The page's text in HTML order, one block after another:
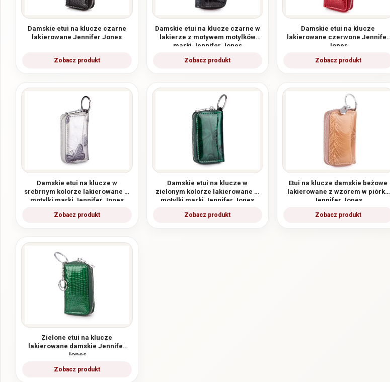
Damskie etui na klucze czarne
lakierowane Jennifer Jones
Damskie etui na klucze czarne w
lakierze z motywem motylków
marki Jennifer Jones
Damskie etui na klucze
lakierowane czerwone Jennifer
Jones
Damskie etui na klucze w
srebrnym kolorze lakierowane w
motylki marki Jennifer Jones
Damskie etui na klucze w
zielonym kolorze lakierowane w
motylki marki Jennifer Jones
Etui na klucze damskie beżowe
lakierowane z wzorem w piórka
Jennifer Jones
Zielone etui na klucze
lakierowane damskie Jennifer
Jones